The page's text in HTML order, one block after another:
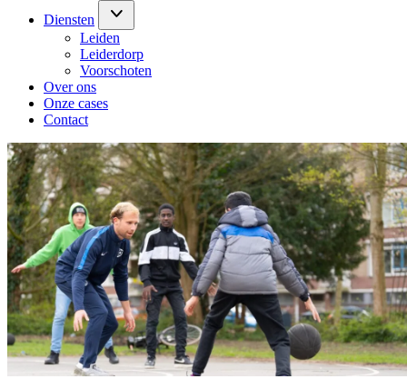
Diensten
Leiden
Leiderdorp
Voorschoten
Over ons
Onze cases
Contact